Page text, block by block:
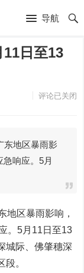
导航
日至13
评论已关闭
东地区暴雨影
响应。5月
地区暴雨影响，
。5月11日至13
城际、佛肇穗深
。